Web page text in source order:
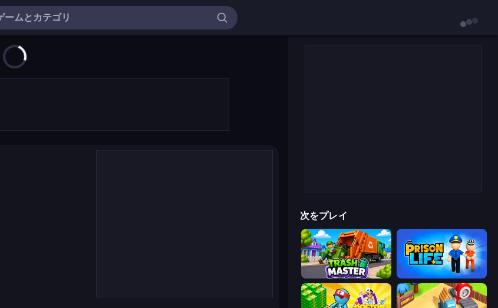
次をプレイ
Trash Master Prison Life